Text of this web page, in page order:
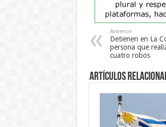
Anterior
Detienen en La
persona que
cuatro robos
Artículos